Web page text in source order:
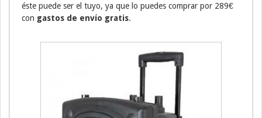
éste puede ser el tuyo, ya que lo puedes comprar por 289€
con gastos de envío gratis.